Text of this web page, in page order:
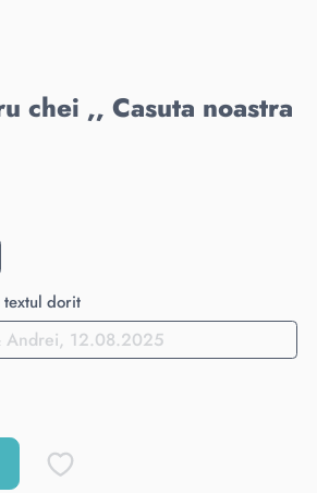
chei ,, Casuta noastra
textul dorit